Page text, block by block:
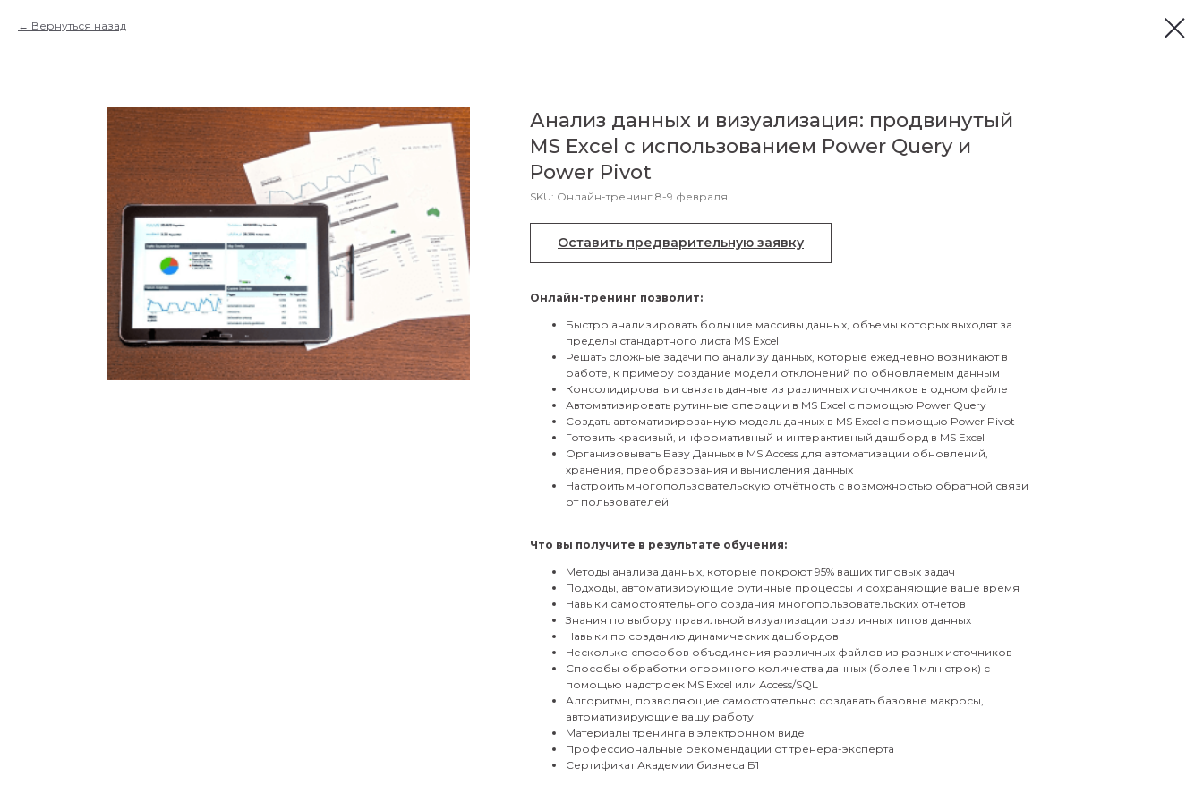
Вернуться назад
Анализ данных и визуализация: продвинутый
МS Excel с использованием Power Query и
Power Pivot
SKU: Онлайн-тренинг 8-9 февраля
Оставить предварительную заявку
Онлайн-тренинг позволит:
Быстро анализировать большие массивы данных, объемы которых выходят за
пределы стандартного листа MS Excel
Решать сложные задачи по анализу данных, которые ежедневно возникают в
работе, к примеру создание модели отклонений по обновляемым данным
Консолидировать и связать данные из различных источников в одном файле
Автоматизировать рутинные операции в MS Excel с помощью Power Query
Создать автоматизированную модель данных в MS Excel c помощью Power Pivot
Готовить красивый, информативный и интерактивный дашборд в MS Excel
Организовывать Базу Данных в MS Access для автоматизации обновлений,
хранения, преобразования и вычисления данных
Настроить многопользовательскую отчётность с возможностью обратной связи
от пользователей
Что вы получите в результате обучения:
Методы анализа данных, которые покроют 95% ваших типовых задач
Подходы, автоматизирующие рутинные процессы и сохраняющие ваше время
Навыки самостоятельного создания многопользовательских отчетов
Знания по выбору правильной визуализации различных типов данных
Навыки по созданию динамических дашбордов
Несколько способов объединения различных файлов из разных источников
Способы обработки огромного количества данных (более 1 млн строк) с
помощью надстроек MS Excel или Access/SQL
Алгоритмы, позволяющие самостоятельно создавать базовые макросы,
автоматизирующие вашу работу
Материалы тренинга в электронном виде
Профессиональные рекомендации от тренера-эксперта
Сертификат Академии бизнеса Б1